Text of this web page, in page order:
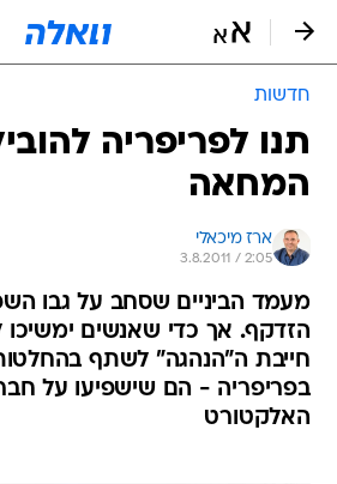
חדשות
תנו לפריפריה
המחאה
ארז מיכאלי
3.8.2011 / 2:05
מעמד הביניים שסחב על גבו
הזדקף. אך כדי שאנשים
חייבת ה"הנהגה" לשתף
בפריפריה - הם שישפיעו על
האלקטורט